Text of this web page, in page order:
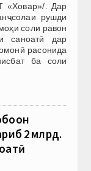
«Ховар»/. Дар
рушди
соли равон
саноатӣ дар
расонида
ба соли
2 млрд.